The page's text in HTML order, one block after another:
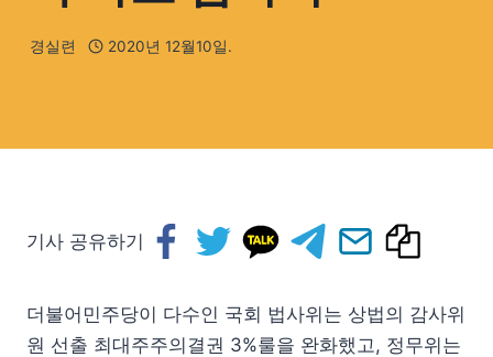
경실련 2020년 12월10일.
기사 공유하기
더불어민주당이 다수인 국회 법사위는 상법의 감사위
원 선출 최대주주의결권 3%룰을 완화했고, 정무위는